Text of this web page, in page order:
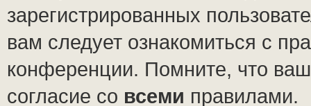
зарегистрированных
вам следует ознакомиться с
конференции. Помните, что
согласие со всеми правилами.